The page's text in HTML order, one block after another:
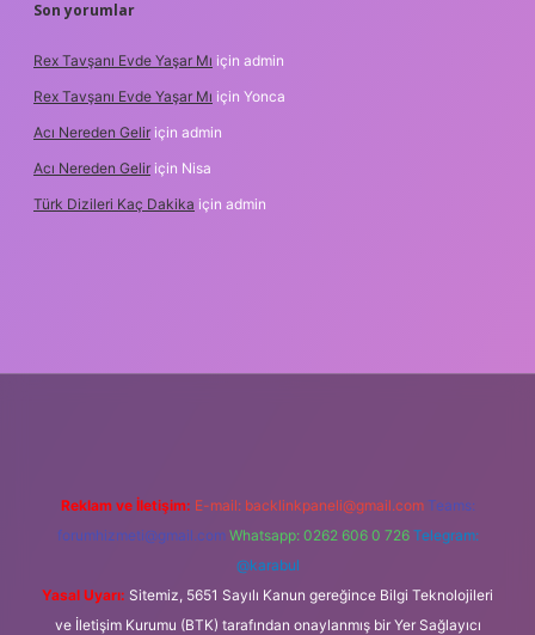
Son yorumlar
Rex Tavşanı Evde Yaşar Mı için admin
Rex Tavşanı Evde Yaşar Mı için Yonca
Acı Nereden Gelir için admin
Acı Nereden Gelir için Nisa
Türk Dizileri Kaç Dakika için admin
Reklam ve İletişim: E-mail: backlinkpaneli@gmail.com Teams:
forumhizmeti@gmail.com Whatsapp: 0262 606 0 726 Telegram:
@karabul
Yasal Uyarı: Sitemiz, 5651 Sayılı Kanun gereğince Bilgi Teknolojileri
ve İletişim Kurumu (BTK) tarafından onaylanmış bir Yer Sağlayıcı